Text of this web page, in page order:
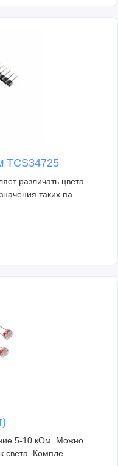
TCS34725
различать цвета
таких па..
5-10 кОм. Можно
света. Компле..